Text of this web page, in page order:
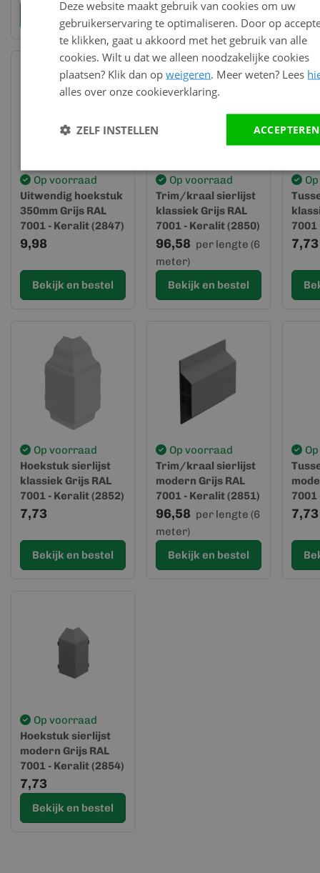
Op voorraad
Uitwendig hoekstuk
350mm Grijs RAL
7001 - Keralit (2847)
9,98
Bekijk en bestel
Op voorraad
Trim/kraal sierlijst
klassiek Grijs RAL
7001 - Keralit (2850)
96,58 per lengte (6
meter)
Bekijk en bestel
7001
7,73
Op voorraad
Hoekstuk sierlijst
klassiek Grijs RAL
7001 - Keralit (2852)
7,73
Bekijk en bestel
Op voorraad
Trim/kraal sierlijst
modern Grijs RAL
7001 - Keralit (2851)
96,58 per lengte (6
meter)
Bekijk en bestel
7001
7,73
Op voorraad
Hoekstuk sierlijst
modern Grijs RAL
7001 - Keralit (2854)
7,73
Bekijk en bestel
Deze website maakt gebruik van cookies om uw
gebruikerservaring te optimaliseren. Door op
te klikken, gaat u akkoord met het gebruik van alle
cookies. Wilt u dat we alleen noodzakelijke cookies
plaatsen? Klik dan opweigeren. Meer weten? Lees
alles over onze cookieverklaring.
ACCEPTEREN
ZELF INSTELLEN